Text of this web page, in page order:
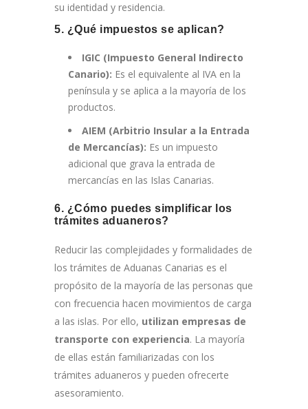
su identidad y residencia.
5. ¿Qué impuestos se aplican?
IGIC (Impuesto General Indirecto
Canario): Es el equivalente al IVA en la
península y se aplica a la mayoría de los
productos.
AIEM (Arbitrio Insular a la Entrada
de Mercancías): Es un impuesto
adicional que grava la entrada de
mercancías en las Islas Canarias.
6. ¿Cómo puedes simplificar los
trámites aduaneros?
Reducir las complejidades y formalidades de
los trámites de Aduanas Canarias es el
propósito de la mayoría de las personas que
con frecuencia hacen movimientos de carga
a las islas. Por ello, utilizan empresas de
transporte con experiencia. La mayoría
de ellas están familiarizadas con los
trámites aduaneros y pueden ofrecerte
asesoramiento.